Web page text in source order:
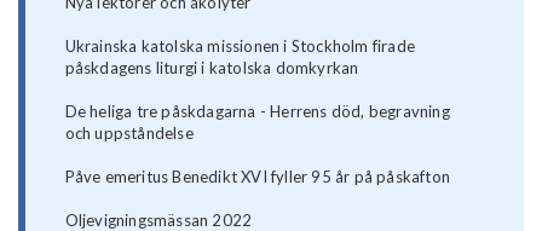
Ukrainska katolska missionen i Stockholm firade
påskdagens liturgi i katolska domkyrkan
De heliga tre påskdagarna - Herrens död, begravning
och uppståndelse
Påve emeritus Benedikt XVI fyller 95 år på påskafton
Oljevigningsmässan 2022